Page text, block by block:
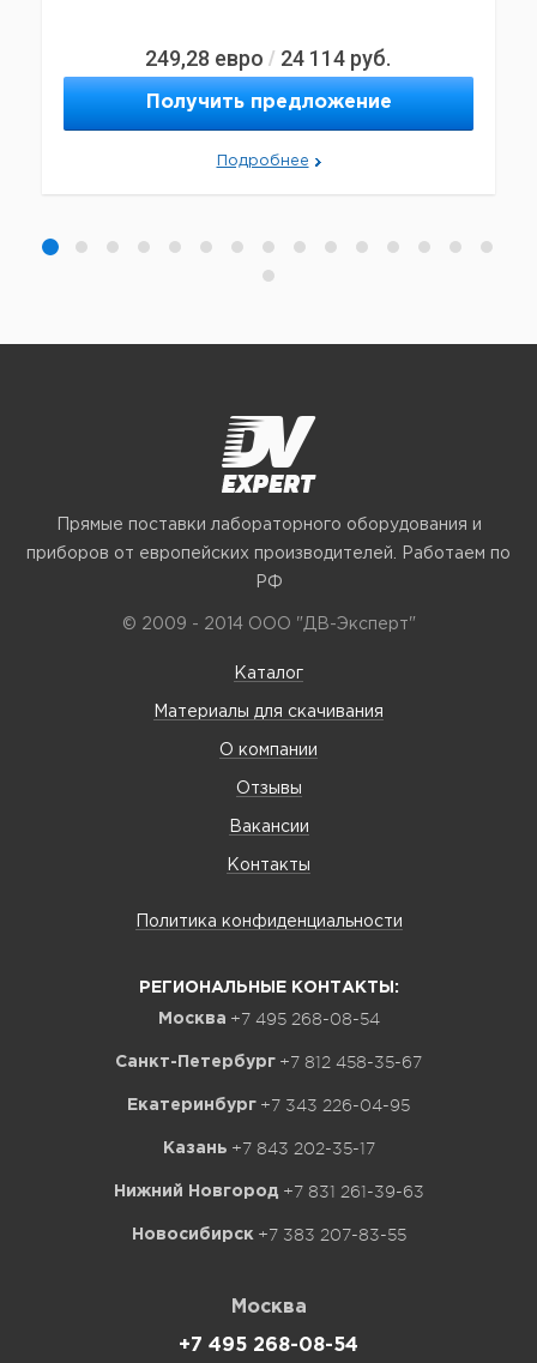
249,28 евро / 24 114 руб.
Получить предложение
Подробнее
Прямые поставки лабораторного оборудования и
приборов от европейских производителей. Работаем по
РФ
© 2009 - 2014 ООО "ДВ-Эксперт"
Каталог
Материалы для скачивания
О компании
Отзывы
Вакансии
Контакты
Политика конфиденциальности
РЕГИОНАЛЬНЫЕ КОНТАКТЫ:
Москва +7 495 268-08-54
Санкт-Петербург +7 812 458-35-67
Екатеринбург +7 343 226-04-95
Казань +7 843 202-35-17
Нижний Новгород +7 831 261-39-63
Новосибирск +7 383 207-83-55
Москва
+7 495 268-08-54